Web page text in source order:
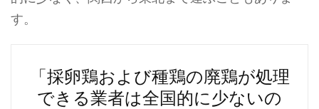
す。
「採卵鶏および種鶏の廃鶏が処理
できる業者は全国的に少ないの